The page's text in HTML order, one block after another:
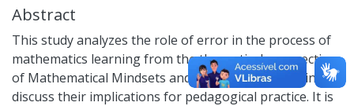
Abstract
This study analyzes the role of error in the process of
mathematics learning from the theoretical perspective
of Mathematical Mindsets and Error Analysis, aiming to
discuss their implications for pedagogical practice. It is